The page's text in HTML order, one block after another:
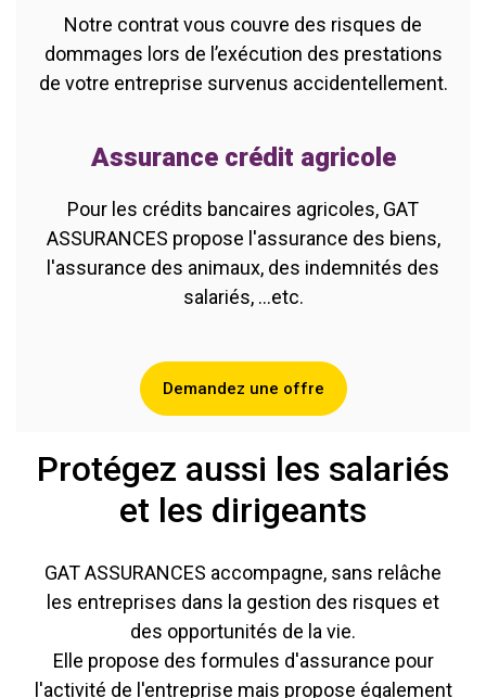
Notre contrat vous couvre des risques de
dommages lors de l’exécution des prestations
de votre entreprise survenus accidentellement.
Assurance crédit agricole
Pour les crédits bancaires agricoles, GAT
ASSURANCES propose l'assurance des biens,
l'assurance des animaux, des indemnités des
salariés, ...etc.
Demandez une offre
Protégez aussi les salariés
et les dirigeants
GAT ASSURANCES accompagne, sans relâche
les entreprises dans la gestion des risques et
des opportunités de la vie.
Elle propose des formules d'assurance pour
l'activité de l'entreprise mais propose également